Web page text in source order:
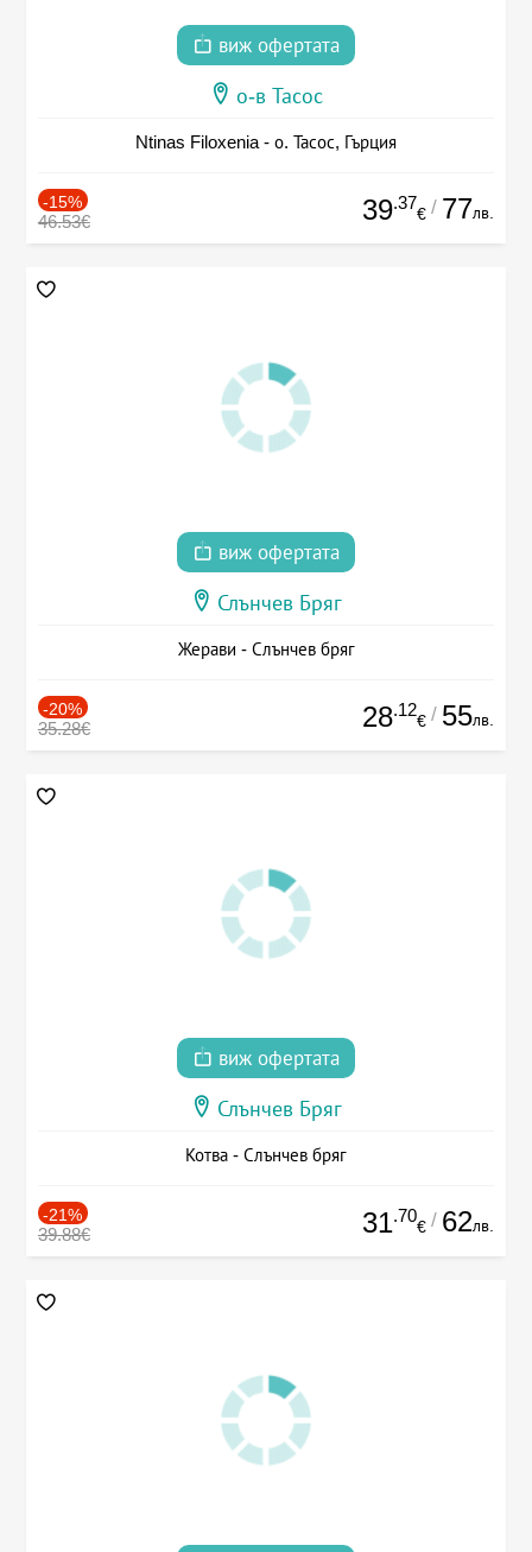
виж офертата
о-в Тасос
Ntinas Filoxenia - о. Тасос, Гърция
-15%
46.53€ 39.37
€ / 77лв.
виж офертата
Слънчев Бряг
Жерави - Слънчев бряг
-20%
35.28€ 28.12
€ / 55лв.
виж офертата
Слънчев Бряг
Котва - Слънчев бряг
-21%
39.88€ 31.70
€ / 62лв.